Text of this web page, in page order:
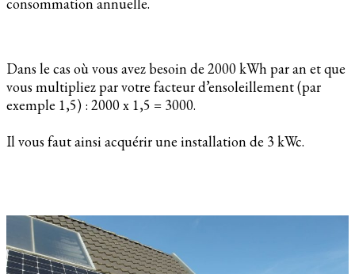
consommation annuelle.
Dans le cas où vous avez besoin de 2000 kWh par an et que
vous multipliez par votre facteur d’ensoleillement (par
exemple 1,5) : 2000 x 1,5 = 3000.
Il vous faut ainsi acquérir une installation de 3 kWc.